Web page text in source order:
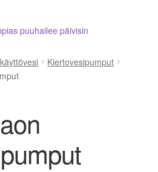
puuhailee päivisin
Kiertovesipumput